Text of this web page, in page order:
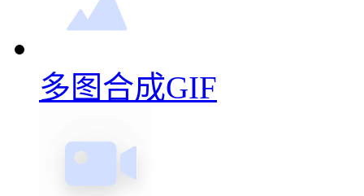
多图合成GIF